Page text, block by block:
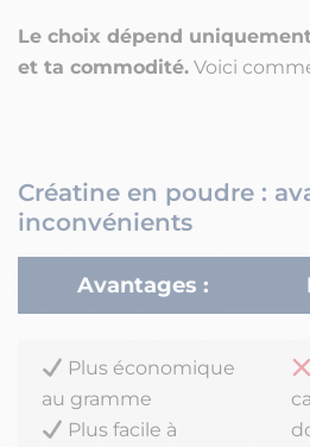
Le choix dépend
et ta commodité. Voici
Créatine en poudre :
inconvénients
Avantages :
Plus économique
au gramme
Plus facile à